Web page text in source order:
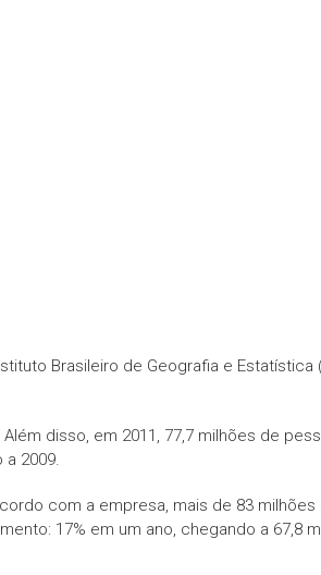
Brasileiro de Geografia e
disso, em 2011, 77,7 milhões de
2009.
com a empresa, mais de 83
17% em um ano, chegando a 67,8